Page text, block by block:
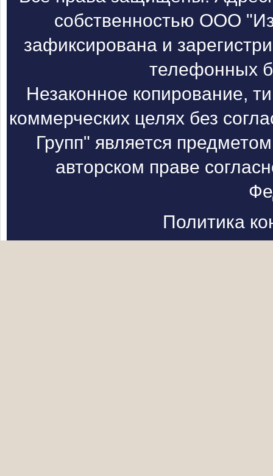
собственностью ООО
зафиксирована и
телефонных
Незаконное копирование,
коммерческих целях без
Групп" является
авторском праве
Политика